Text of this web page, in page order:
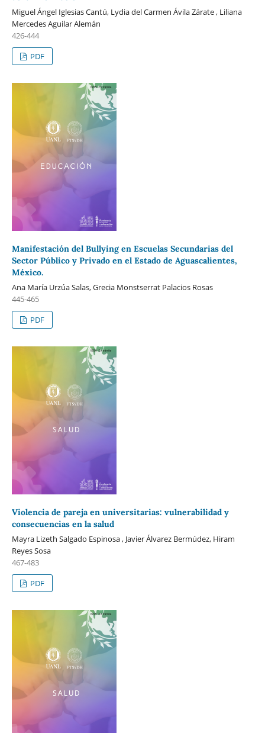
Miguel Ángel Iglesias Cantú, Lydia del Carmen Ávila Zárate , Liliana
Mercedes Aguilar Alemán
426-444
PDF
Manifestación del Bullying en Escuelas Secundarias del
Sector Público y Privado en el Estado de Aguascalientes,
México.
Ana María Urzúa Salas, Grecia Monstserrat Palacios Rosas
445-465
PDF
Violencia de pareja en universitarias: vulnerabilidad y
consecuencias en la salud
Mayra Lizeth Salgado Espinosa , Javier Álvarez Bermúdez, Hiram
Reyes Sosa
467-483
PDF